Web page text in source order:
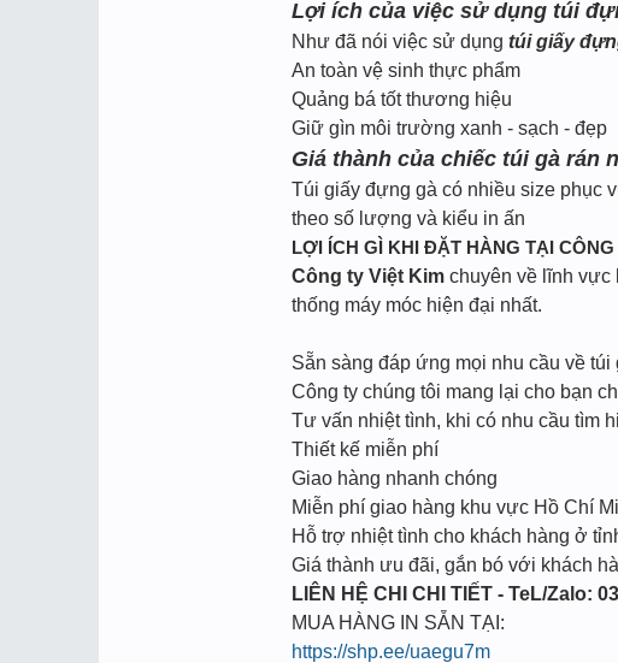
Lợi ích của việc sử dụng túi
Như đã nói việc sử dụng túi giấy
An toàn vệ sinh thực phẩm
Quảng bá tốt thương hiệu
Giữ gìn môi trường xanh - sạch - đẹp
Giá thành của chiếc túi gà rán
Túi giấy đựng gà có nhiều size phục
theo số lượng và kiểu in ấn
LỢI ÍCH GÌ KHI ĐẶT HÀNG TẠI
Công ty Việt Kim chuyên về lĩnh vực
thống máy móc hiện đại nhất.
Sẵn sàng đáp ứng mọi nhu cầu về
Công ty chúng tôi mang lại cho bạn
Tư vấn nhiệt tình, khi có nhu cầu tìm
Thiết kế miễn phí
Giao hàng nhanh chóng
Miễn phí giao hàng khu vực Hồ Chí
Hỗ trợ nhiệt tình cho khách hàng ở
Giá thành ưu đãi, gắn bó với khách
LIÊN HỆ CHI CHI TIẾT - TeL/Zalo:
MUA HÀNG IN SẴN TẠI:
https://shp.ee/uaegu7m